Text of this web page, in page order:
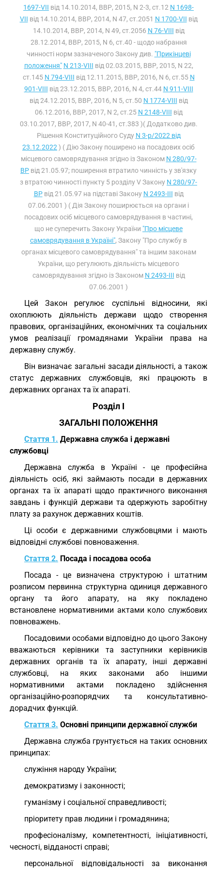
1697-VII від 14.10.2014, ВВР, 2015, N 2-3, ст.12 N 1698-
VII від 14.10.2014, ВВР, 2014, N 47, ст.2051 N 1700-VII від
14.10.2014, ВВР, 2014, N 49, ст.2056 N 76-VIII від
28.12.2014, ВВР, 2015, N 6, ст.40 - щодо набрання
чинності норм зазначеного Закону див. "Прикінцеві
положення" N 213-VIII від 02.03.2015, ВВР, 2015, N 22,
ст.145 N 794-VIII від 12.11.2015, ВВР, 2016, N 6, ст.55 N
901-VIII від 23.12.2015, ВВР, 2016, N 4, ст.44 N 911-VIII
від 24.12.2015, ВВР, 2016, N 5, ст.50 N 1774-VIII від
06.12.2016, ВВР, 2017, N 2, ст.25 N 2148-VIII від
03.10.2017, ВВР, 2017, N 40-41, ст.383 )( Додатково див.
Рішення Конституційного Суду N 3-р/2022 від
23.12.2022 ) ( Дію Закону поширено на посадових осіб
місцевого самоврядування згідно із Законом N 280/97-
ВР від 21.05.97; поширення втратило чинність у зв'язку
з втратою чинності пункту 5 розділу V Закону N 280/97-
ВРвід 21.05.97 на підставі Закону N 2493-III від
07.06.2001 ) ( Дія Закону поширюється на органи і
посадових осіб місцевого самоврядування в частині,
що не суперечить Закону України "Про місцеве
самоврядування в Україні", Закону "Про службу в
органах місцевого самоврядування" та іншим законам
України, що регулюють діяльність місцевого
самоврядування згідно із Законом N 2493-III від
07.06.2001 )
Цей Закон регулює суспільні відносини, які
охоплюють діяльність держави щодо створення
правових, організаційних, економічних та соціальних
умов реалізації громадянами України права на
державну службу.
Він визначає загальні засади діяльності, а також
статус державних службовців, які працюють в
державних органах та їх апараті.
Розділ I
ЗАГАЛЬНІ ПОЛОЖЕННЯ
Стаття 1. Державна служба і державні
службовці
Державна служба в Україні - це професійна
діяльність осіб, які займають посади в державних
органах та їх апараті щодо практичного виконання
завдань і функцій держави та одержують заробітну
плату за рахунок державних коштів.
Ці особи є державними службовцями і мають
відповідні службові повноваження.
Стаття 2. Посада і посадова особа
Посада - це визначена структурою і штатним
розписом первинна структурна одиниця державного
органу та його апарату, на яку покладено
встановлене нормативними актами коло службових
повноважень.
Посадовими особами відповідно до цього Закону
вважаються керівники та заступники керівників
державних органів та їх апарату, інші державні
службовці, на яких законами або іншими
нормативними актами покладено здійснення
організаційно-розпорядчих та консультативно-
дорадчих функцій.
Стаття 3. Основні принципи державної служби
Державна служба грунтується на таких основних
принципах:
служіння народу України;
демократизму і законності;
гуманізму і соціальної справедливості;
пріоритету прав людини і громадянина;
професіоналізму, компетентності, ініціативності,
чесності, відданості справі;
персональної відповідальності за виконання